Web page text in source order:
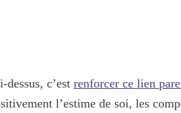
c’est renforcer ce lien
l’estime de soi, les